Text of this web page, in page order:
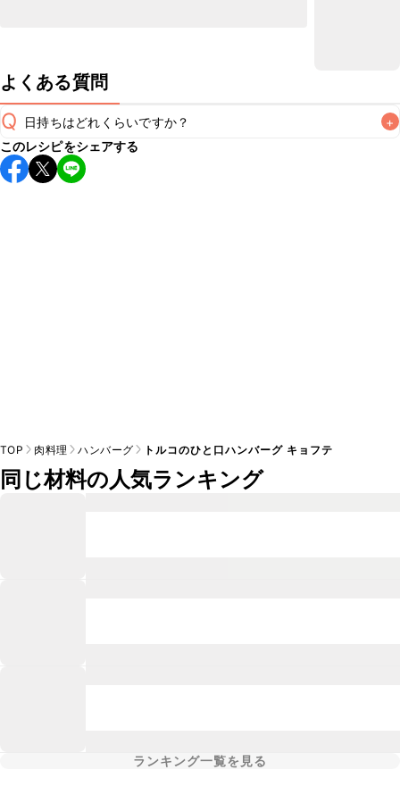
よくある質問
Q 日持ちはどれくらいですか？ +
保存期間は冷蔵で翌日中が目安です。なるべくお早めにお召
し上がりください。
このレシピをシェアする
TOP 肉料理 ハンバーグ トルコのひと口ハンバーグ キョフテ
同じ材料の人気ランキング
ランキング一覧を見る